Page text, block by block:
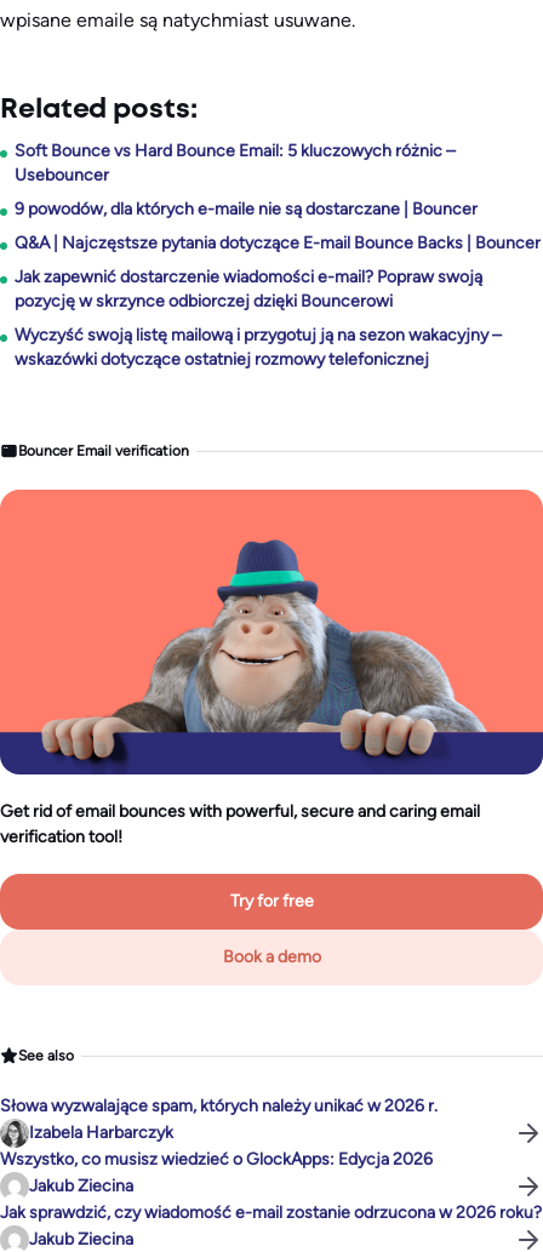
wpisane emaile są natychmiast usuwane.
Related posts:
Soft Bounce vs Hard Bounce Email: 5 kluczowych różnic –
Usebouncer
9 powodów, dla których e-maile nie są dostarczane | Bouncer
Q&A | Najczęstsze pytania dotyczące E-mail Bounce Backs | Bouncer
Jak zapewnić dostarczenie wiadomości e-mail? Popraw swoją
pozycję w skrzynce odbiorczej dzięki Bouncerowi
Wyczyść swoją listę mailową i przygotuj ją na sezon wakacyjny –
wskazówki dotyczące ostatniej rozmowy telefonicznej
Bouncer Email verification
Get rid of email bounces with powerful, secure and caring email
verification tool!
Try for free
Book a demo
See also
Słowa wyzwalające spam, których należy unikać w 2026 r.
Izabela Harbarczyk
Wszystko, co musisz wiedzieć o GlockApps: Edycja 2026
Jakub Ziecina
Jak sprawdzić, czy wiadomość e-mail zostanie odrzucona w 2026 roku?
Jakub Ziecina